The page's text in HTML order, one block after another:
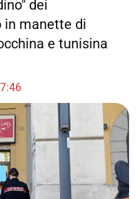
dei
in manette di
e tunisina